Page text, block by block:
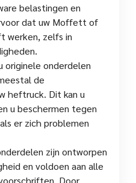
belastingen en
dat uw Moffett of
werken, zelfs in
originele onderdelen
de
heftruck. Dit kan u
u beschermen tegen
er zich problemen
zijn ontworpen
en voldoen aan alle
Door